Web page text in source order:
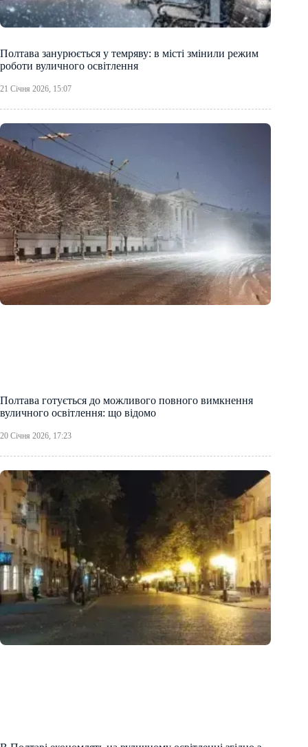
Полтава занурюється у темряву: в місті змінили режим
роботи вуличного освітлення
21 Січня 2026, 15:07
Полтава готується до можливого повного вимкнення
вуличного освітлення: що відомо
20 Січня 2026, 17:23